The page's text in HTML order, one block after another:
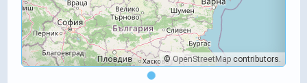
©OpenStreetMap contributors.